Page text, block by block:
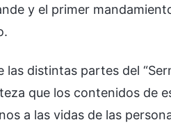
y el primer
las distintas partes del
que los contenidos de
a las vidas de las